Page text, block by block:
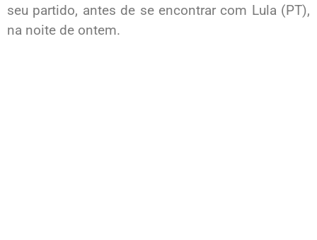
seu partido, antes de se encontrar com Lula (PT),
na noite de ontem.